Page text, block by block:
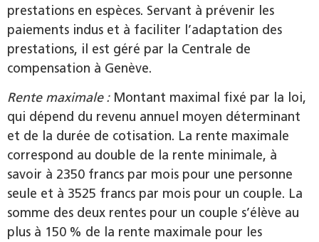
prestations en espèces. Servant à prévenir les
paiements indus et à faciliter l’adaptation des
prestations, il est géré par la Centrale de
compensation à Genève.
Rente maximale :Montant maximal fixé par la loi,
qui dépend du revenu annuel moyen déterminant
et de la durée de cotisation. La rente maximale
correspond au double de la rente minimale, à
savoir à 2350 francs par mois pour une personne
seule et à 3525 francs par mois pour un couple. La
somme des deux rentes pour un couple s’élève au
plus à 150 % de la rente maximale pour les